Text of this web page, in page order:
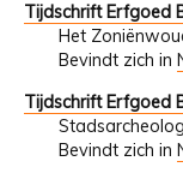
Tijdschrift Erfgoed
Het
Bevindt zich in
Tijdschrift Erfgoed
Bevindt zich in